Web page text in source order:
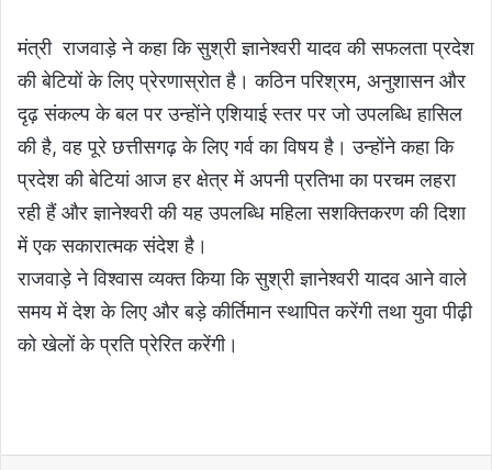
मंत्री राजवाड़े ने कहा कि सुश्री ज्ञानेश्वरी यादव की सफलता प्रदेश
की बेटियों के लिए प्रेरणास्रोत है। कठिन परिश्रम, अनुशासन और
दृढ़ संकल्प के बल पर उन्होंने एशियाई स्तर पर जो उपलब्धि हासिल
की है, वह पूरे छत्तीसगढ़ के लिए गर्व का विषय है। उन्होंने कहा कि
प्रदेश की बेटियां आज हर क्षेत्र में अपनी प्रतिभा का परचम लहरा
रही हैं और ज्ञानेश्वरी की यह उपलब्धि महिला सशक्तिकरण की दिशा
में एक सकारात्मक संदेश है।
राजवाड़े ने विश्वास व्यक्त किया कि सुश्री ज्ञानेश्वरी यादव आने वाले
समय में देश के लिए और बड़े कीर्तिमान स्थापित करेंगी तथा युवा पीढ़ी
को खेलों के प्रति प्रेरित करेंगी।